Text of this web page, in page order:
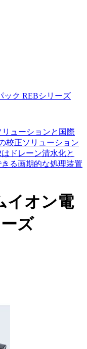
ック REBシリーズ
ューションと国際
校正ソリューション
ドレーン清水化と
る画期的な処理装置
イオン電
ズ